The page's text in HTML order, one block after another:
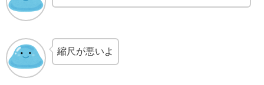
縮尺が悪いよ